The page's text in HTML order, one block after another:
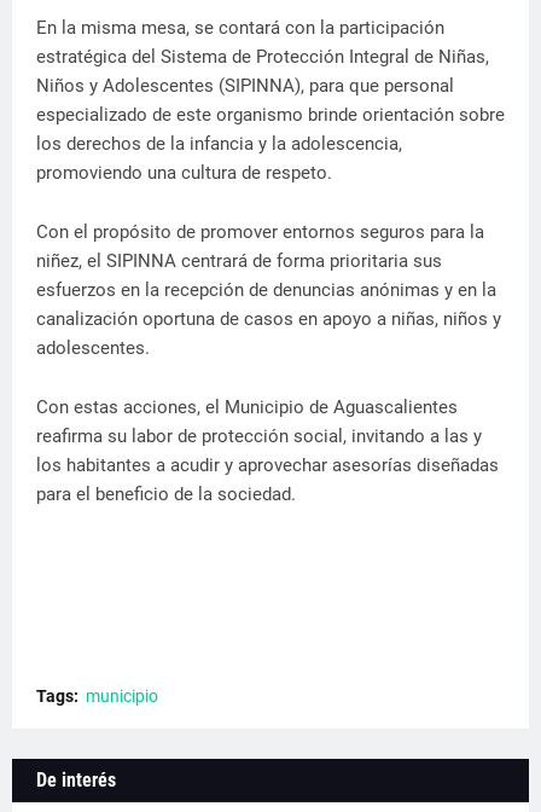
En la misma mesa, se contará con la participación
estratégica del Sistema de Protección Integral de Niñas,
Niños y Adolescentes (SIPINNA), para que personal
especializado de este organismo brinde orientación sobre
los derechos de la infancia y la adolescencia,
promoviendo una cultura de respeto.
Con el propósito de promover entornos seguros para la
niñez, el SIPINNA centrará de forma prioritaria sus
esfuerzos en la recepción de denuncias anónimas y en la
canalización oportuna de casos en apoyo a niñas, niños y
adolescentes.
Con estas acciones, el Municipio de Aguascalientes
reafirma su labor de protección social, invitando a las y
los habitantes a acudir y aprovechar asesorías diseñadas
para el beneficio de la sociedad.
Tags: municipio
De interés